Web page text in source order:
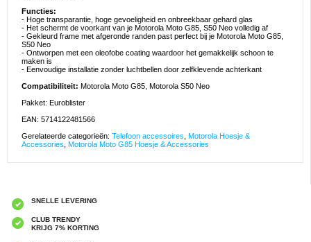
Functies:
- Hoge transparantie, hoge gevoeligheid en onbreekbaar gehard glas
- Het schermt de voorkant van je Motorola Moto G85, S50 Neo volledig af
- Gekleurd frame met afgeronde randen past perfect bij je Motorola Moto G85,
S50 Neo
- Ontworpen met een oleofobe coating waardoor het gemakkelijk schoon te
maken is
- Eenvoudige installatie zonder luchtbellen door zelfklevende achterkant
Compatibiliteit: Motorola Moto G85, Motorola S50 Neo
Pakket: Euroblister
EAN: 5714122481566
Gerelateerde categorieën: Telefoon accessoires
Motorola Hoesje &
Accessories
Motorola Moto G85 Hoesje & Accessories
SNELLE LEVERING
CLUB TRENDY
KRIJG 7% KORTING